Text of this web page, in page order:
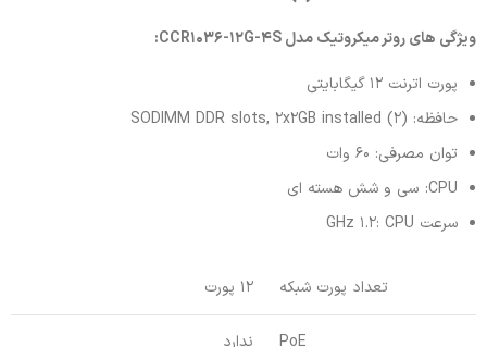
ویژگی های روتر میکروتیک مدل CCR1036-12G-4S:
پورت اترنت 12 گیگابایتی
حافظه: (2) SODIMM DDR slots, 2x2GB installed
توان مصرفی: 60 وات
CPU: سی و شش هسته ای
سرعت GHz 1.2: CPU
تعداد پورت شبکه 12 پورت
PoE ندارد